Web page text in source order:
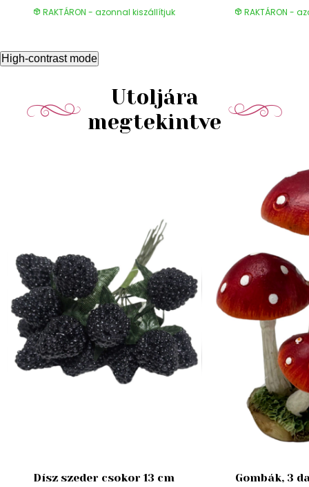
RAKTÁRON - azonnal kiszállítjuk RAKTÁRON -
High-contrast mode
Utoljára
megtekintve
Dísz szeder csokor 13 cm Gombák, 3